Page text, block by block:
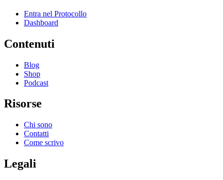
Entra nel Protocollo
Dashboard
Contenuti
Blog
Shop
Podcast
Risorse
Chi sono
Contatti
Come scrivo
Legali